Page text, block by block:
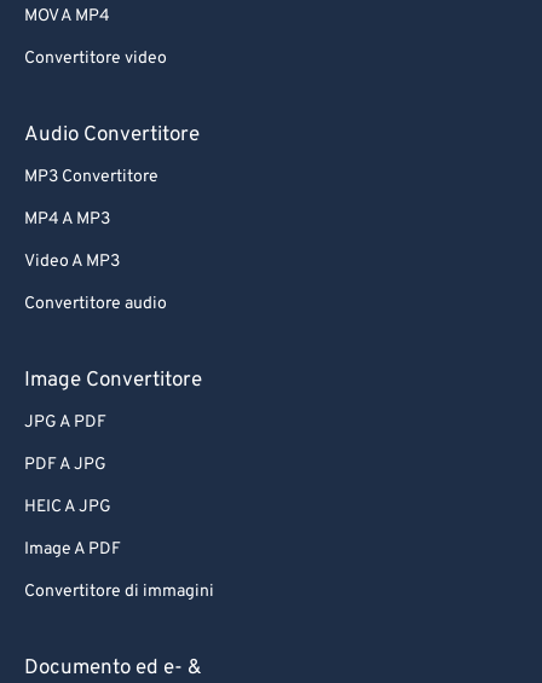
MOV A MP4
Convertitore video
Audio Convertitore
MP3 Convertitore
MP4 A MP3
Video A MP3
Convertitore audio
Image Convertitore
JPG A PDF
PDF A JPG
HEIC A JPG
Image A PDF
Convertitore di immagini
Documento ed e- &